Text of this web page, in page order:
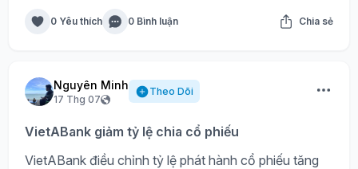
0 Yêu thích 0 Bình luận Chia sẻ
Nguyên Minh
17 Thg 07
Theo Dõi
VietABank giảm tỷ lệ chia cổ phiếu
VietABank điều chỉnh tỷ lệ phát hành cổ phiếu tăng